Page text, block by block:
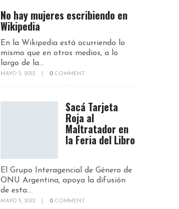
No hay mujeres escribiendo en
Wikipedia
En la Wikipedia está ocurriendo lo
mismo que en otros medios, a lo
largo de la...
MAYO 5, 2012 0 COMMENT
Sacá Tarjeta
Roja al
Maltratador en
la Feria del Libro
El Grupo Interagencial de Género de
ONU Argentina, apoya la difusión
de esta...
MAYO 5, 2012 0 COMMENT